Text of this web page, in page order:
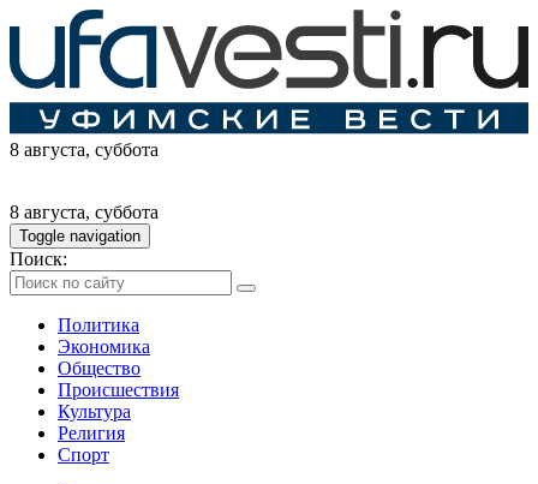
8 августа, суббота
8 августа, суббота
Toggle navigation
Поиск:
Политика
Экономика
Общество
Происшествия
Культура
Религия
Спорт